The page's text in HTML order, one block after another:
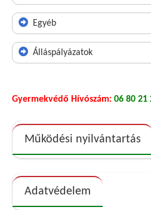
Egyéb
Álláspályázatok
Gyermekvédő Hívószám: 06 80 21
Működési nyilvántartás
Adatvédelem